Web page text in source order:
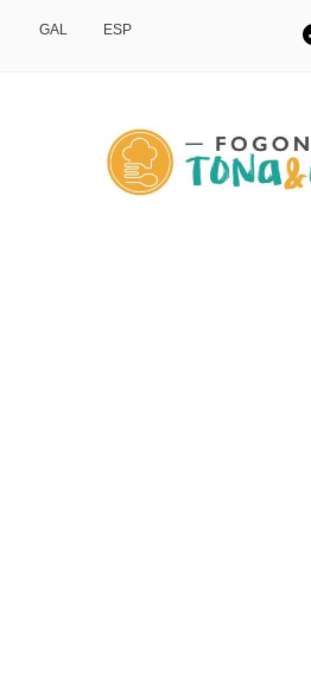
GAL ESP